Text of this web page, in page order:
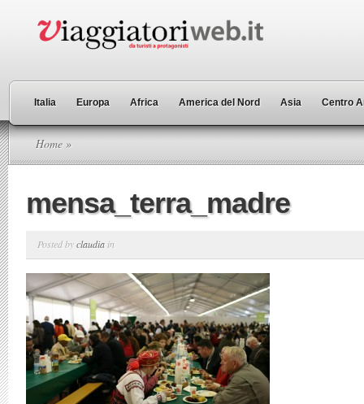
Italia Europa Africa America del Nord Asia Centro
Home »
mensa_terra_madre
Posted byclaudia in